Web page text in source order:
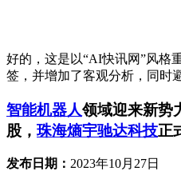
好的，这是以“AI快讯网”风格
签，并增加了客观分析，同时
智能机器人领域迎来新势
股， 珠海熵宇驰达科技正
发布日期： 2023年10月27日